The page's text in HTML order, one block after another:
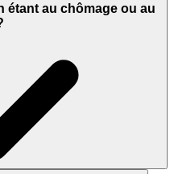
étant au chômage ou au